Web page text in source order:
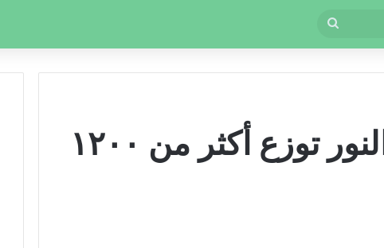
عن
رسل السلام بنادي النور توزع أكثر من ١٢٠٠